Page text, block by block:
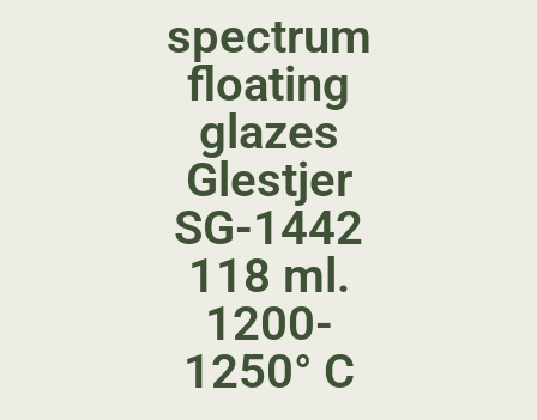
spectrum
floating
glazes
Glestjer
SG-1442
118 ml.
1200-
1250° C